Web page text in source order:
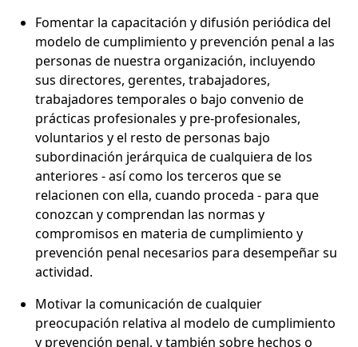
Fomentar la capacitación y difusión periódica del
modelo de cumplimiento y prevención penal a las
personas de nuestra organización, incluyendo
sus directores, gerentes, trabajadores,
trabajadores temporales o bajo convenio de
prácticas profesionales y pre-profesionales,
voluntarios y el resto de personas bajo
subordinación jerárquica de cualquiera de los
anteriores - así como los terceros que se
relacionen con ella, cuando proceda - para que
conozcan y comprendan las normas y
compromisos en materia de cumplimiento y
prevención penal necesarios para desempeñar su
actividad.
Motivar la comunicación de cualquier
preocupación relativa al modelo de cumplimiento
y prevención penal, y también sobre hechos o